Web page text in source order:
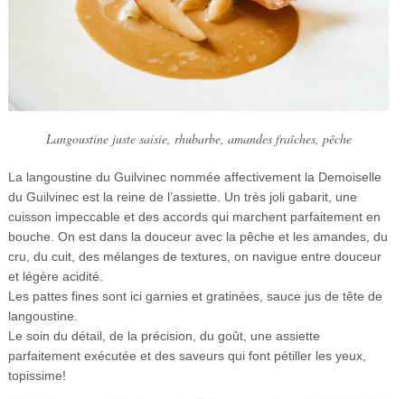
Langoustine juste saisie, rhubarbe, amandes fraîches, pêche
La langoustine du Guilvinec nommée affectivement la Demoiselle
du Guilvinec est la reine de l’assiette. Un très joli gabarit, une
cuisson impeccable et des accords qui marchent parfaitement en
bouche. On est dans la douceur avec la pêche et les amandes, du
cru, du cuit, des mélanges de textures, on navigue entre douceur
et légère acidité.
Les pattes fines sont ici garnies et gratinées, sauce jus de tête de
langoustine.
Le soin du détail, de la précision, du goût, une assiette
parfaitement exécutée et des saveurs qui font pétiller les yeux,
topissime!